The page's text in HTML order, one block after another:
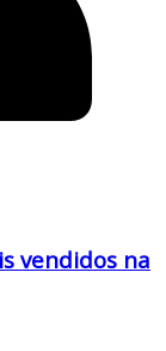
vendidos na